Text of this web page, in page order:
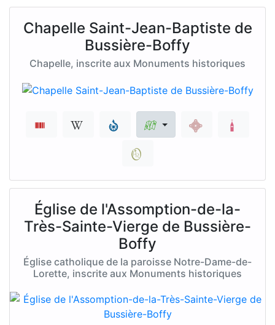
Chapelle Saint-Jean-Baptiste de
Bussière-Boffy
Chapelle, inscrite aux Monuments historiques
Église de l'Assomption-de-la-
Très-Sainte-Vierge de Bussière-
Boffy
Église catholique de la paroisse Notre-Dame-de-
Lorette, inscrite aux Monuments historiques